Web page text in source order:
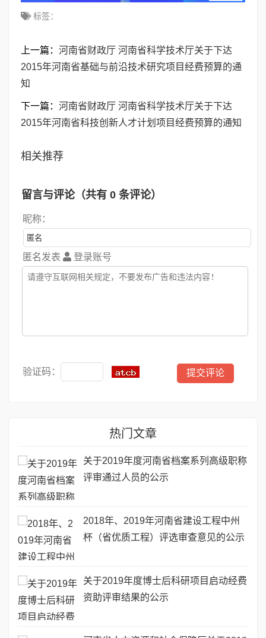
标签：
上一篇： 河南省财政厅 河南省科学技术厅关于下达
2015年河南省基础与前沿技术研究项目经费预算的通
知
下一篇： 河南省财政厅 河南省科学技术厅关于下达
2015年河南省科技创新人才计划项目经费预算的通知
相关推荐
留言与评论（共有 0 条评论）
昵称：
匿名发表 登录账号
验证码：
热门文章
关于2019年度河南省档案系列高级职称
评审通过人员的公示
2018年、2019年河南省建设工程中州
杯（省优质工程）评选审查意见的公示
关于2019年度博士后科研项目启动经费
资助评审结果的公示